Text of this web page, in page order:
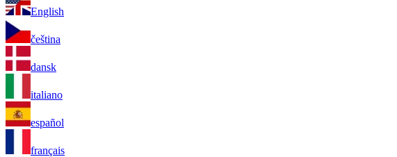
English
čeština
dansk
italiano
español
français